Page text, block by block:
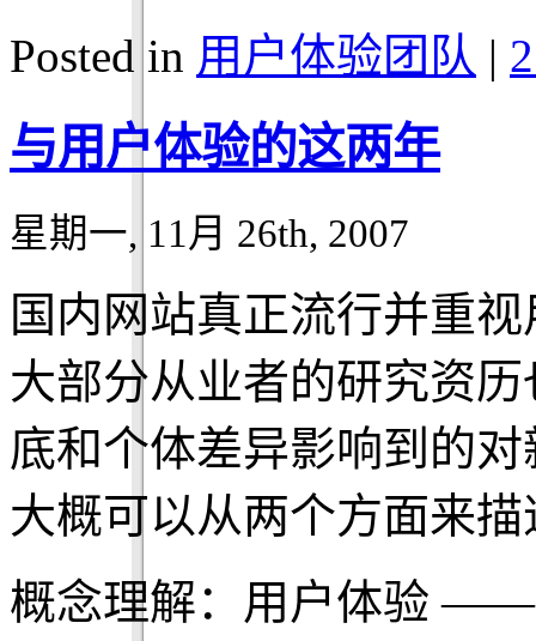
Posted in 用户体验团队 |
与用户体验的这两年
星期一, 11月 26th, 2007
国内网站真正流行并重
大部分从业者的研究资
底和个体差异影响到的
大概可以从两个方面来描
概念理解：用户体验